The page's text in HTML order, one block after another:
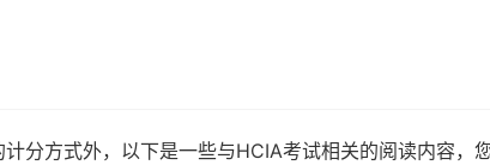
分方式外，以下是一些与HCIA考试相关的阅读内容，